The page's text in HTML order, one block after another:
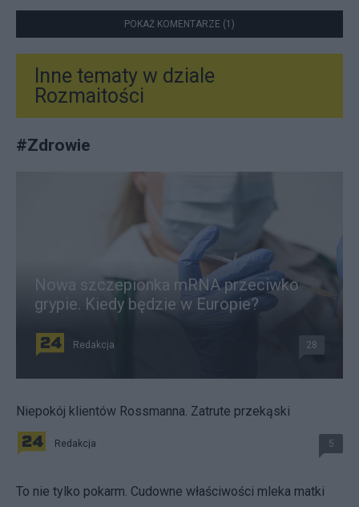
POKAŻ KOMENTARZE (1)
Inne tematy w dziale
Rozmaitości
#Zdrowie
Nowa szczepionka mRNA przeciwko
grypie. Kiedy będzie w Europie?
Redakcja 28
Niepokój klientów Rossmanna. Zatrute przekąski
Redakcja 5
To nie tylko pokarm. Cudowne właściwości mleka matki